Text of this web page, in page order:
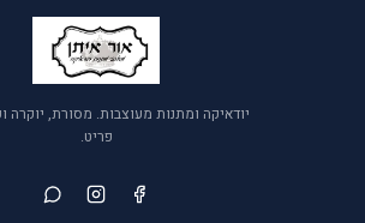
יודאיקה ומתנות מעוצבות. מסורת, יוקרה
פריט.